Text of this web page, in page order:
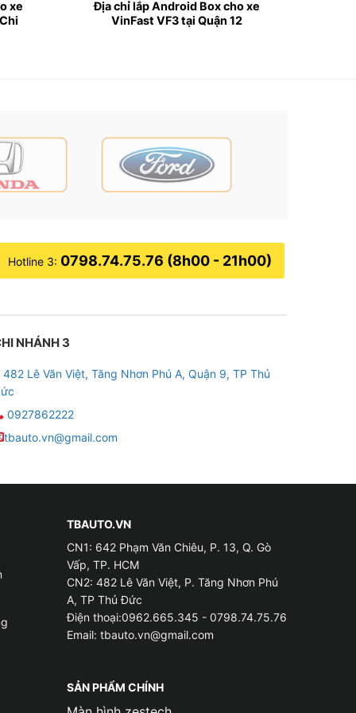
qua ứng dụng điện thoại. Dù đỗ xe ở bất
xe
Địa chỉ lắp Android Box cho xe
VinFast VF3 tại Quận 12
Hotline 3: 0798.74.75.76 (8h00 - 21h00)
NHÁNH 3
482 Lê Văn Việt, Tăng Nhơn Phú A, Quận 9, TP Thủ
0927862222
tbauto.vn@gmail.com
TBAUTO.VN
CN1: 642 Phạm Văn Chiêu, P. 13, Q. Gò
Vấp, TP. HCM
CN2: 482 Lê Văn Việt, P. Tăng Nhơn Phú
A, TP Thủ Đức
Điện thoại:0962.665.345 - 0798.74.75.76
Email: tbauto.vn@gmail.com
SẢN PHẨM CHÍNH